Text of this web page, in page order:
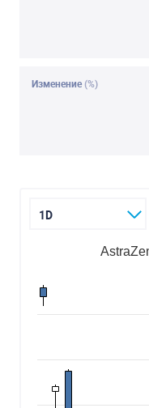
Изменение (%)
1D